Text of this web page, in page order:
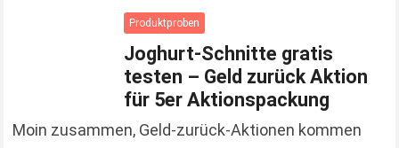
Produktproben
Joghurt-Schnitte gratis
testen – Geld zurück Aktion
für 5er Aktionspackung
Moin zusammen, Geld-zurück-Aktionen kommen